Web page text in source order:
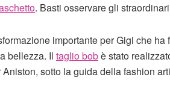
. Basti osservare gli straordinari
importante per Gigi che
bellezza. Il taglio bobè stato
Aniston, sotto la guida della fashion